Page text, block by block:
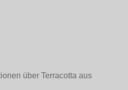
über Terracotta aus